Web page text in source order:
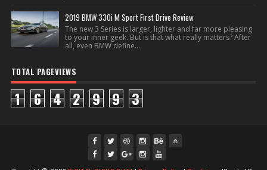
2019 BMW 330i M Sport First Drive Review
The new 3 Series is larger, lighter and far more pleasing
to your inner geek. But is that what really matters? After
all, even BMW define...
TOTAL PAGEVIEWS
1 6 4 2 9 9 3
fac twi gpl ins you